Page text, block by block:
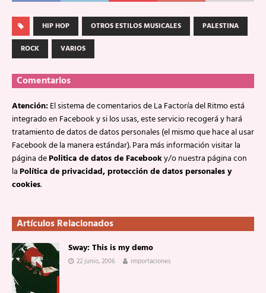
HIP HOP OTROS ESTILOS MUSICALES
PALESTINA
ROCK
VARIOS
Comentarios
Atención:El sistema de comentarios de La Factoría del Ritmo está
integrado en Facebook y si los usas, este servicio recogerá y hará
tratamiento de datos de datos personales (el mismo que hace al usar
Facebook de la manera estándar). Para más información visitar la
página dePolitica de datos de Facebooky/o nuestra página con
laPolítica de privacidad, protección de datos personales y
cookies.
Artículos Relacionados
Sway: This is my demo
22 junio, 2006 importaciones